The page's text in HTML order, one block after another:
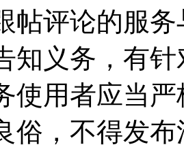
帖评论的服
知义务，有
使用者应当
俗，不得发